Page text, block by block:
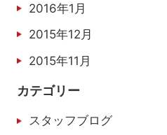
2016年1月
2015年12月
2015年11月
カテゴリー
スタッフブログ